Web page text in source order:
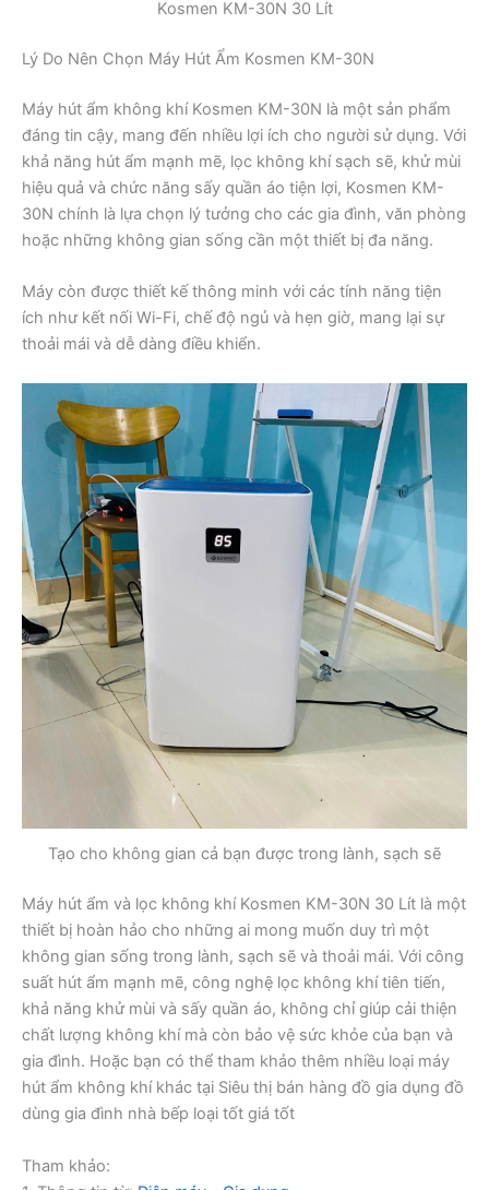
Kosmen KM-30N 30 Lít
Lý Do Nên Chọn Máy Hút Ẩm Kosmen KM-30N
Máy hút ẩm không khí Kosmen KM-30N là một sản phẩm
đáng tin cậy, mang đến nhiều lợi ích cho người sử dụng. Với
khả năng hút ẩm mạnh mẽ, lọc không khí sạch sẽ, khử mùi
hiệu quả và chức năng sấy quần áo tiện lợi, Kosmen KM-
30N chính là lựa chọn lý tưởng cho các gia đình, văn phòng
hoặc những không gian sống cần một thiết bị đa năng.
Máy còn được thiết kế thông minh với các tính năng tiện
ích như kết nối Wi-Fi, chế độ ngủ và hẹn giờ, mang lại sự
thoải mái và dễ dàng điều khiển.
Tạo cho không gian cả bạn được trong lành, sạch sẽ
Máy hút ẩm và lọc không khí Kosmen KM-30N 30 Lít là một
thiết bị hoàn hảo cho những ai mong muốn duy trì một
không gian sống trong lành, sạch sẽ và thoải mái. Với công
suất hút ẩm mạnh mẽ, công nghệ lọc không khí tiên tiến,
khả năng khử mùi và sấy quần áo, không chỉ giúp cải thiện
chất lượng không khí mà còn bảo vệ sức khỏe của bạn và
gia đình. Hoặc bạn có thể tham khảo thêm nhiều loại máy
hút ẩm không khí khác tại Siêu thị bán hàng đồ gia dụng đồ
dùng gia đình nhà bếp loại tốt giá tốt
Tham khảo: